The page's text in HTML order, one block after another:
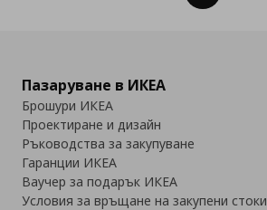
Пазаруване в ИКЕА
Брошури ИКЕА
Проектиране и дизайн
Ръководства за закупуване
Гаранции ИКЕА
Ваучер за подарък ИКЕА
Условия за връщане на закупени стоки